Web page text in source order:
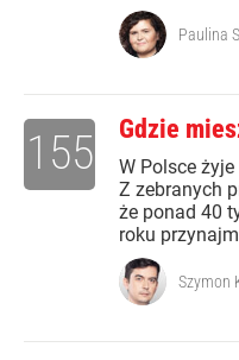
Paulina
Gdzie
W Polsce
Z zebranych
że ponad 40
roku
155
Szymon